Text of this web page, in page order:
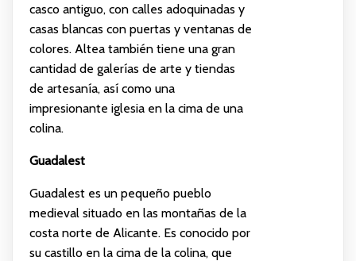
casco antiguo, con calles adoquinadas y
casas blancas con puertas y ventanas de
colores. Altea también tiene una gran
cantidad de galerías de arte y tiendas
de artesanía, así como una
impresionante iglesia en la cima de una
colina.
Guadalest
Guadalest es un pequeño pueblo
medieval situado en las montañas de la
costa norte de Alicante. Es conocido por
su castillo en la cima de la colina, que